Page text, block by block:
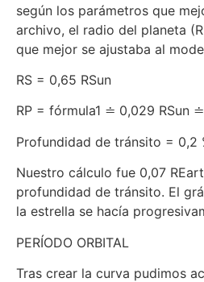
según los parámetros que
archivo, el radio del planeta
que mejor se ajustaba al
RS = 0,65 RSun
RP = fórmula1 ≐ 0,029 RSun
Profundidad de tránsito = 0,2
Nuestro cálculo fue 0,07
profundidad de tránsito. El
la estrella se hacía
PERÍODO ORBITAL
Tras crear la curva pudimos